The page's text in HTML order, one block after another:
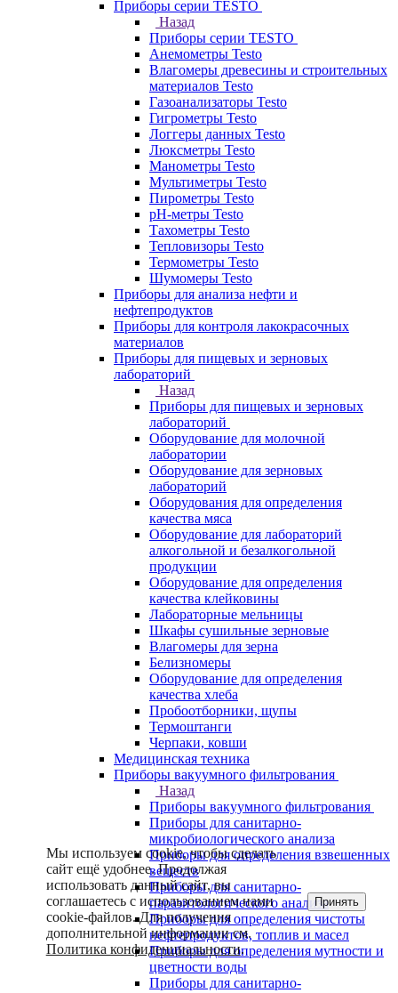
Приборы серии TESTO
Назад
Приборы серии TESTO
Анемометры Testo
Влагомеры древесины и строительных
материалов Testo
Газоанализаторы Testo
Гигрометры Testo
Логгеры данных Testo
Люксметры Testo
Манометры Testo
Мультиметры Testo
Пирометры Testo
pH-метры Testo
Тахометры Testo
Тепловизоры Testo
Термометры Testo
Шумомеры Testo
Приборы для анализа нефти и
нефтепродуктов
Приборы для контроля лакокрасочных
материалов
Приборы для пищевых и зерновых
лабораторий
Назад
Приборы для пищевых и зерновых
лабораторий
Оборудование для молочной
лаборатории
Оборудование для зерновых
лабораторий
Оборудования для определения
качества мяса
Оборудование для лабораторий
алкогольной и безалкогольной
продукции
Оборудование для определения
качества клейковины
Лабораторные мельницы
Шкафы сушильные зерновые
Влагомеры для зерна
Белизномеры
Оборудование для определения
качества хлеба
Пробоотборники, щупы
Термоштанги
Черпаки, ковши
Медицинская техника
Приборы вакуумного фильтрования
Назад
Приборы вакуумного фильтрования
Приборы для санитарно-
микробиологического анализа
Приборы для определения взвешенных
веществ
Приборы для санитарно-
паразитологического анализа
Приборы для определения чистоты
нефтепродуктов, топлив и масел
Приборы для определения мутности и
цветности воды
Приборы для санитарно-
Мы используем cookie, чтобы сделать
сайт ещё удобнее. Продолжая
использовать данный сайт, вы
соглашаетесь с использованием нами
cookie-файлов. Для получения
дополнительной информации см.
Политика конфиденциальности.
Принять